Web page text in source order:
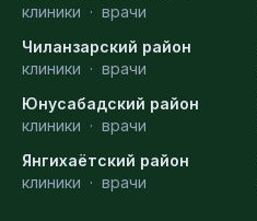
клиники · врачи
Чиланзарский район
клиники · врачи
Юнусабадский район
клиники · врачи
Янгихаётский район
клиники · врачи